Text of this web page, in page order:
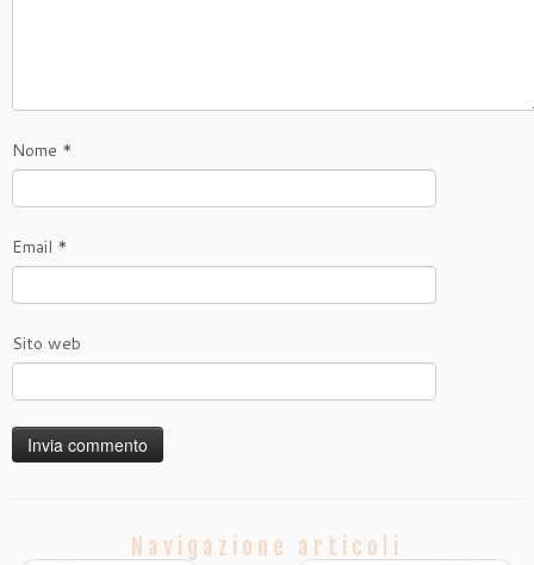
Nome *
Email *
Sito web
Navigazione articoli